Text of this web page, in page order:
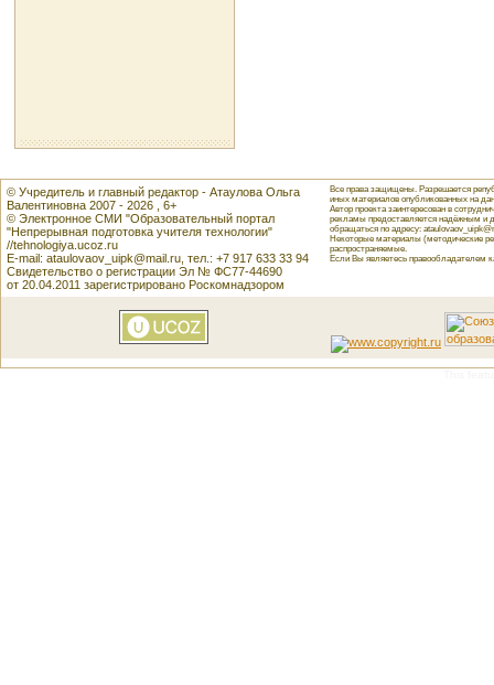
© Учредитель и главный редактор - Атаулова Ольга
Валентиновна 2007 - 2026 , 6+
© Электронное СМИ "Образовательный портал
"Непрерывная подготовка учителя технологии"
//tehnologiya.ucoz.ru
E-mail: ataulovaov_uipk@mail.ru, тел.: +7 917 633 33 94
Свидетельство о регистрации Эл № ФС77-44690
от 20.04.2011 зарегистрировано Роскомнадзором
Все права защищены. Разрешается
иных материалов опубликованных на
Автор проекта заинтересован в
рекламы предоставляется надёжным и
обращаться по адресу:
Некоторые материалы (методические
распространяемые.
Если Вы являетесь правообладателем